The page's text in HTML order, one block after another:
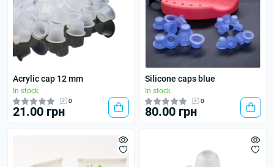
Acrylic cap 12 mm
In stock
0
21.00 грн
Silicone caps blue
In stock
0
80.00 грн